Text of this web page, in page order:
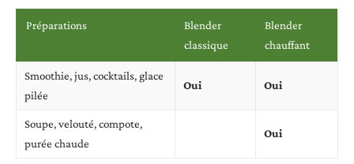
Préparations
Blender
classique
Blender
chauffant
Smoothie, jus, cocktails, glace
pilée
Oui Oui
Soupe, velouté, compote,
purée chaude
Oui